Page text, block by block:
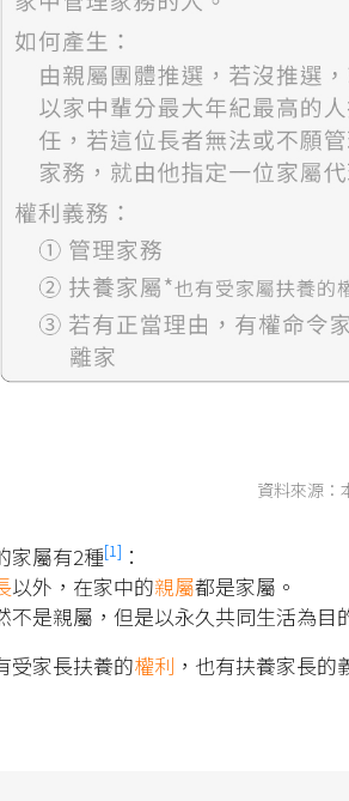
資料來源
家屬有2種[1] ：
以外，在家中的親屬都是家屬。
不是親屬，但是以永久共同生活為
受家長扶養的權利 ，也有扶養家長的